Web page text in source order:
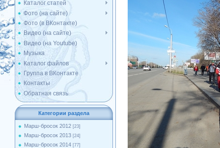
Каталог статей
Фото (на сайте)
Фото (в ВКонтакте)
Видео (на сайте)
Видео (на Youtube)
Музыка
Каталог файлов
Группа в ВКонтакте
Контакты
Обратная связь
Категории раздела
Марш-бросок 2012 [23]
Марш-бросок 2013 [24]
Марш-бросок 2014 [77]